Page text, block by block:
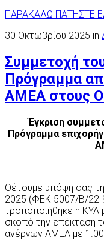
ΠΑΡΑΚΑΛΩ ΠΑΤΗΣΤΕ
30 Οκτωβρίου 2025 in
Συμμετοχή
Πρόγραμμα
ΑΜΕΑ στους
Έγκριση
Πρόγραμμα
Θέτουμε υπόψη σας
2025 (ΦΕΚ 5007/Β/22-
τροποποιήθηκε η
σκοπό την επέκταση
ανέργων ΑΜΕΑ με